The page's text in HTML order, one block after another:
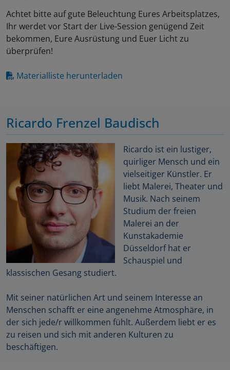
Achtet bitte auf gute Beleuchtung Eures Arbeitsplatzes,
Ihr werdet vor Start der Live-Session genügend Zeit
bekommen, Eure Ausrüstung und Euer Licht zu
überprüfen!
Materialliste herunterladen
Ricardo Frenzel Baudisch
Ricardo ist ein lustiger,
quirliger Mensch und ein
vielseitiger Künstler. Er
liebt Malerei, Theater und
Musik. Nach seinem
Studium der freien
Malerei an der
Kunstakademie
Düsseldorf hat er
Schauspiel und
klassischen Gesang studiert.
Mit seiner natürlichen Art und seinem Interesse an
Menschen schafft er eine angenehme Atmosphäre, in
der sich jede/r willkommen fühlt. Außerdem liebt er es
zu reisen und sich mit anderen Kulturen zu
beschäftigen.